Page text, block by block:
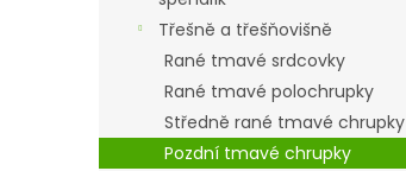
Třešně a třešňovišně
Rané tmavé srdcovky
Rané tmavé polochrupky
Středně rané tmavé chrupky
Pozdní tmavé chrupky